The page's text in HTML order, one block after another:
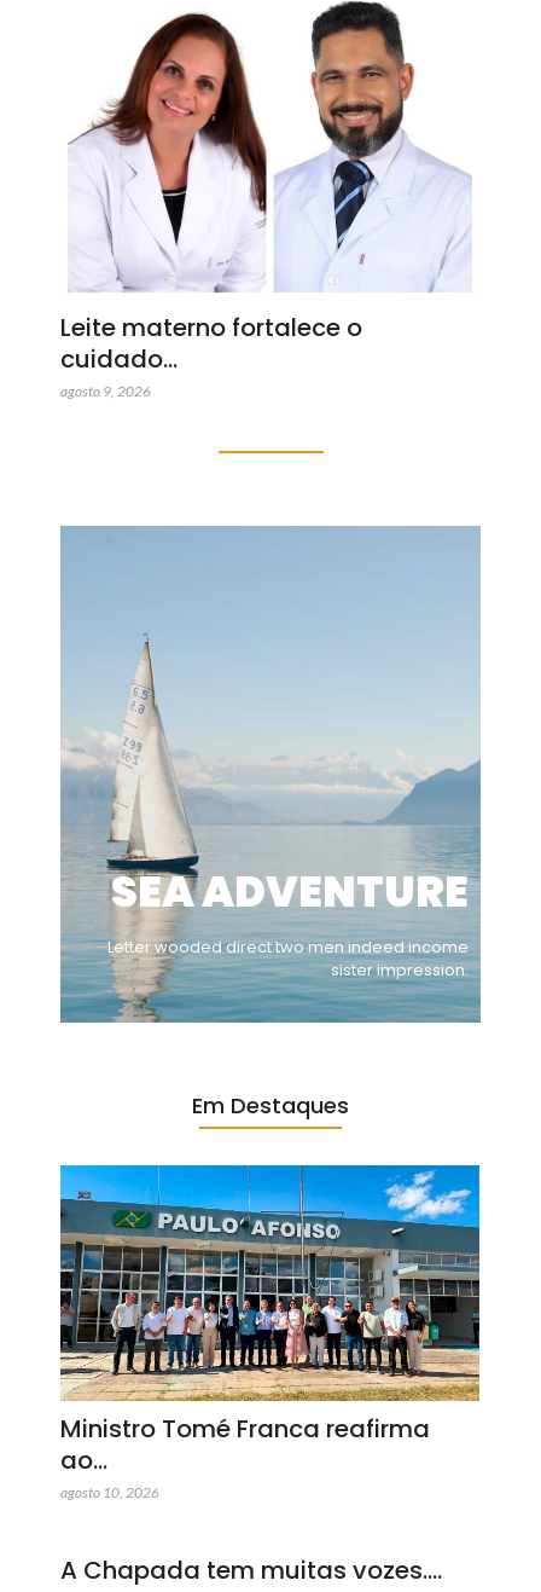
Leite materno fortalece o
cuidado…
agosto 9, 2026
SEA ADVENTURE
Letter wooded direct two men indeed income
sister impression.
Em Destaques
Ministro Tomé Franca reafirma
ao…
agosto 10, 2026
A Chapada tem muitas vozes.…